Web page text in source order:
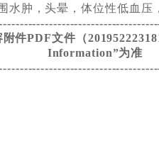
水肿，头晕，体位性低血压
件PDF文件（
Information”为准